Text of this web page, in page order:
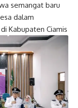
semangat baru
dalam
Kabupaten Ciamis